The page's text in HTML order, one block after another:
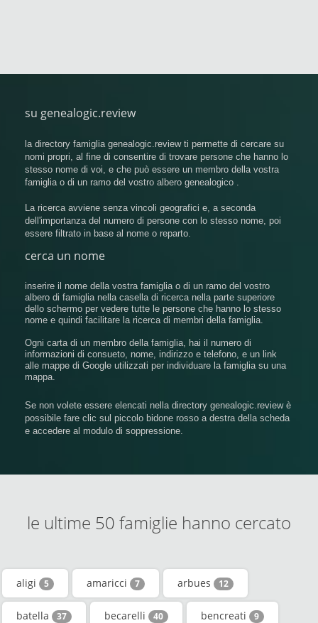
su genealogic.review
la directory famiglia genealogic.review ti permette di cercare su
nomi propri, al fine di consentire di trovare persone che hanno lo
stesso nome di voi, e che può essere un membro della vostra
famiglia o di un ramo del vostro albero genealogico .
La ricerca avviene senza vincoli geografici e, a seconda
dell'importanza del numero di persone con lo stesso nome, poi
essere filtrato in base al nome o reparto.
cerca un nome
inserire il nome della vostra famiglia o di un ramo del vostro
albero di famiglia nella casella di ricerca nella parte superiore
dello schermo per vedere tutte le persone che hanno lo stesso
nome e quindi facilitare la ricerca di membri della famiglia.
Ogni carta di un membro della famiglia, hai il numero di
informazioni di consueto, nome, indirizzo e telefono, e un link
alle mappe di Google utilizzati per individuare la famiglia su una
mappa.
Se non volete essere elencati nella directory genealogic.review è
possibile fare clic sul piccolo bidone rosso a destra della scheda
e accedere al modulo di soppressione.
le ultime 50 famiglie hanno cercato
aligi 5 amaricci 7 arbues 12
batella 37 becarelli 40 bencreati 9